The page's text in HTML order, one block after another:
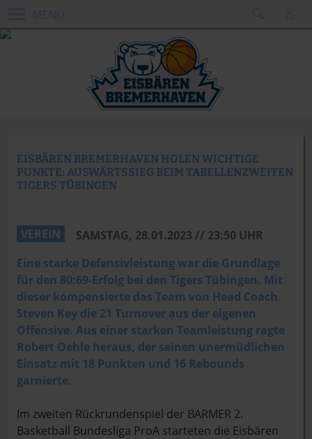
EISBÄREN BREMERHAVEN HOLEN WICHTIGE
PUNKTE: AUSWÄRTSSIEG BEIM TABELLENZWEITEN
TIGERS TÜBINGEN
VEREIN
SAMSTAG, 28.01.2023 // 23:50 UHR
Eine starke Defensivleistung war die Grundlage
für den 80:69-Erfolg bei den Tigers Tübingen. Mit
dieser kompensierte das Team von Head Coach
Steven Key die 21 Turnover aus der eigenen
Offensive. Aus einer starken Teamleistung ragte
Robert Oehle heraus, der seinen unermüdlichen
Einsatz mit 18 Punkten und 16 Rebounds
garnierte.
Im zweiten Rückrundenspiel der BARMER 2.
Basketball Bundesliga ProA starteten die Eisbären